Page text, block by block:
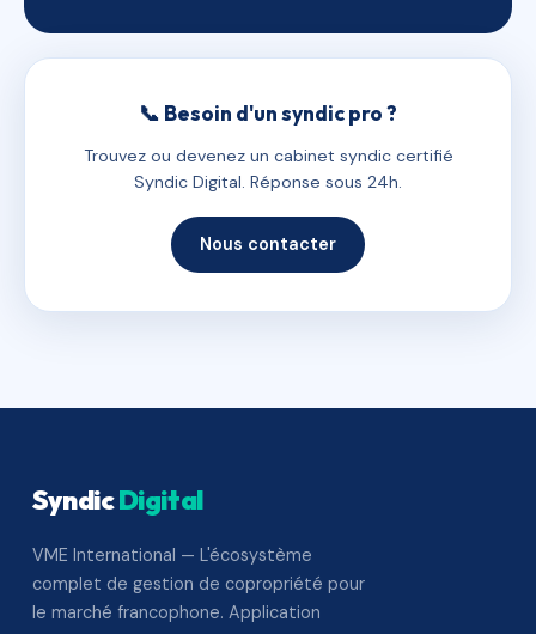
📞 Besoin d'un syndic pro ?
Trouvez ou devenez un cabinet syndic certifié
Syndic Digital. Réponse sous 24h.
Nous contacter
SyndicDigital
VME International — L'écosystème
complet de gestion de copropriété pour
le marché francophone. Application